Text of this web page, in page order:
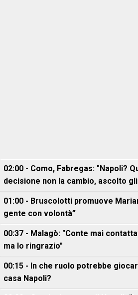
02:00 - Como, Fabregas: "Napoli?
decisione non la cambio, ascolto
01:00 - Bruscolotti promuove
gente con volontà”
00:37 - Malagò: "Conte mai
ma lo ringrazio"
00:15 - In che ruolo potrebbe
casa Napoli?